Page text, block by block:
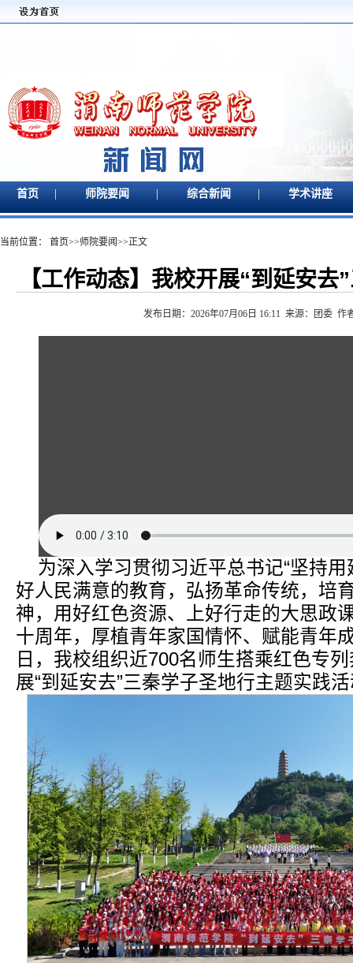
首页 | 师院要闻 | 综合新闻 | 学术讲座
当前位置： 首页>>师院要闻>>正文
【工作动态】我校开展“到延安去
发布日期：2026年07月06日 16:11 来源：团委 作
为深入学习贯彻习近平总书记“坚持
好人民满意的教育，弘扬革命传统，培
神，用好红色资源、上好行走的大思政
十周年，厚植青年家国情怀、赋能青年
日，我校组织近700名师生搭乘红色专
展“到延安去”三秦学子圣地行主题实践